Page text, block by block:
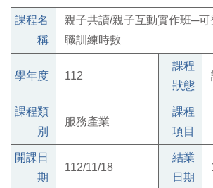
課程名
稱
親子共讀/親子互動實作班─
職訓練時數
學年度 112
課程
狀態
課程類
別
服務產業
課程
項目
開課日
期
112/11/18
結業
日期